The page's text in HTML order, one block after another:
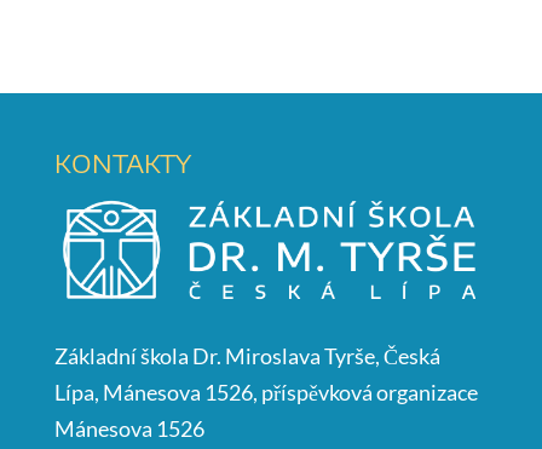
KONTAKTY
Základní škola Dr. Miroslava Tyrše, Česká
Lípa, Mánesova 1526, příspěvková organizace
Mánesova 1526